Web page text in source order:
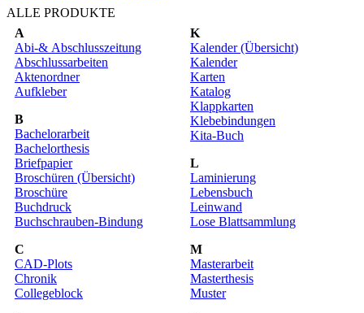
ALLE PRODUKTE
A
Abi-& Abschlusszeitung
Abschlussarbeiten
Aktenordner
Aufkleber
B
Bachelorarbeit
Bachelorthesis
Briefpapier
Broschüren (Übersicht)
Broschüre
Buchdruck
Buchschrauben-Bindung
C
CAD-Plots
Chronik
Collegeblock
K
Kalender (Übersicht)
Kalender
Karten
Katalog
Klappkarten
Klebebindungen
Kita-Buch
L
Laminierung
Lebensbuch
Leinwand
Lose Blattsammlung
M
Masterarbeit
Masterthesis
Muster